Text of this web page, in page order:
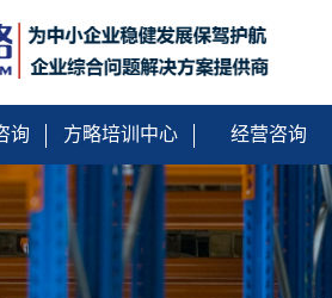
询 方略培训中心 经营咨询